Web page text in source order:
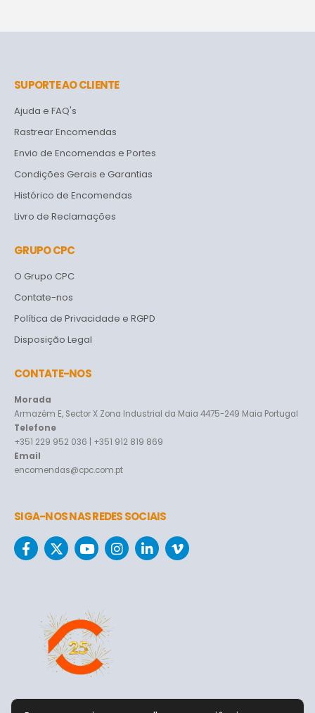
SUPORTE AO CLIENTE
Ajuda e FAQ's
Rastrear Encomendas
Envio de Encomendas e Portes
Condições Gerais e Garantias
Histórico de Encomendas
Livro de Reclamações
GRUPO CPC
O Grupo CPC
Contate-nos
Política de Privacidade e RGPD
Disposição Legal
CONTATE-NOS
Morada
Armazém E, Sector X Zona Industrial da Maia 4475-249 Maia Portugal
Telefone
+351 229 952 036 | +351 912 819 869
Email
encomendas@cpc.com.pt
SIGA-NOS NAS REDES SOCIAIS